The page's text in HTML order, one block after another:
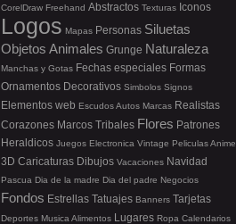
CorelDraw Freehand Abstractos Texturas Iconos
Logos Mapas Personas Siluetas
Objetos Animales Grunge Naturaleza
Manchas y Gotas Fechas especiales Formas
Ornamentos Decorativos Simbolos Signos
Elementos web EscudosAutos Marcas Realistas
Corazones Marcos Tribales Flores Patrones
Heraldicos Juegos Electronica Vintage PeliculasAnime
3D Caricaturas Dibujos Vacaciones Navidad
Pascua Dia de la madre Dia del padre Negocios
Fondos Estrellas Tatuajes Banners Tarjetas
Deportes Musica Alimentos Lugares Ropa Calendarios